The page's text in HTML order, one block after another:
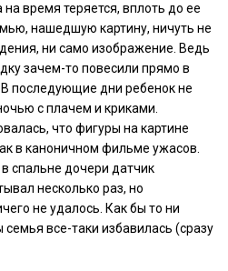
время теряется, вплоть до ее
нашедшую картину, ничуть не
ни само изображение. Ведь
зачем-то повесили прямо в
последующие дни ребенок не
с плачем и криками.
что фигуры на картине
в каноничном фильме ужасов.
спальне дочери датчик
несколько раз, но
не удалось. Как бы то ни
все-таки избавилась (сразу